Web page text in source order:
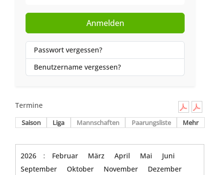
Anmelden
Passwort vergessen?
Benutzername vergessen?
Termine
Saison Liga Mannschaften Paarungsliste Mehr
2026 : Februar März April Mai
Juni
September
Oktober November
Dezember